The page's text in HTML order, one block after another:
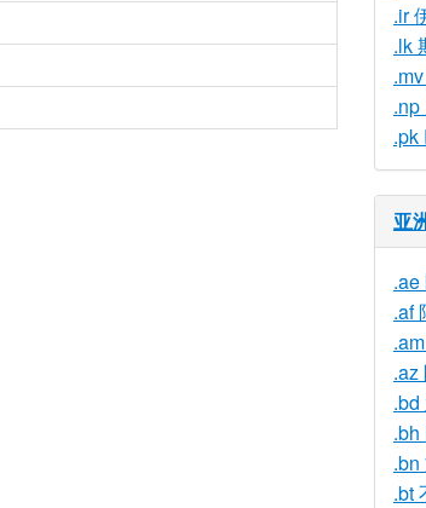
.ir
.lk
.np
.pk
亚
.ae
.af
.az
.bd
.bh
.bn
.bt